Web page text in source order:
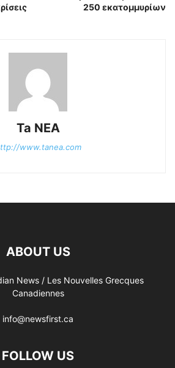
250 εκατομμυρίων
Ta NEA
www.tanea.com
ABOUT US
News / Les Nouvelles Grecques
Canadiennes
info@newsfirst.ca
FOLLOW US